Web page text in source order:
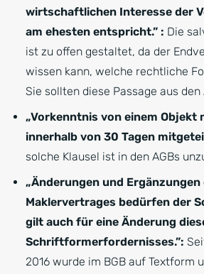
wirtschaftlichen Interesse der
am ehesten entspricht.” : Die
ist zu offen gestaltet, da der
wissen kann, welche rechtliche
Sie sollten diese Passage aus den
„Vorkenntnis von einem Objekt
innerhalb von 30 Tagen
solche Klausel ist in den AGBs
„Änderungen und Ergänzungen
Maklervertrages bedürfen der
gilt auch für eine Änderung
Schriftformerfordernisses.”:
2016 wurde im BGB auf Textform